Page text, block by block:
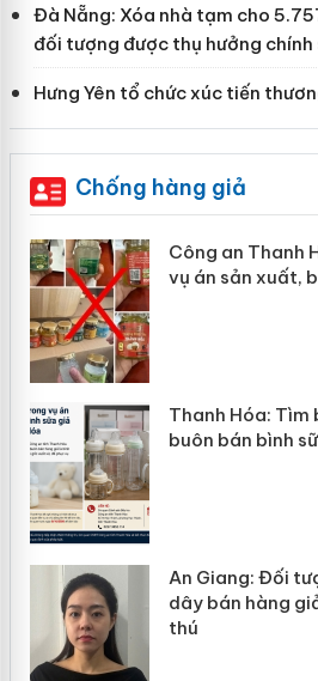
Đà Nẵng: Xóa nhà tạm cho
đối tượng được thụ hưởng chính
Hưng Yên tổ chức xúc tiến
Chống hàng giả
Lào Cai xử lý
mại trong
Hưng Yên: Xử lý
hàng giả mạo
Cà Mau: Tiêu
ngàn sản phẩm
trường kinh